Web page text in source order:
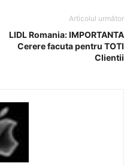
Articolul următor
LIDL Romania: IMPORTANTA
Cerere facuta pentru TOTI
Clientii